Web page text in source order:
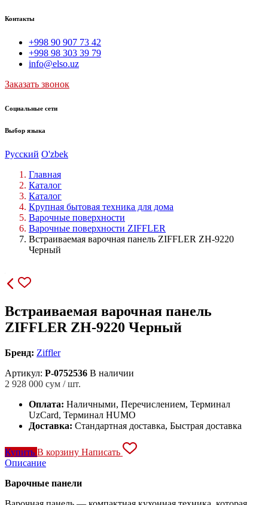
Контакты
+998 90 907 73 42
+998 98 303 39 79
info@elso.uz
Заказать звонок
Социальные сети
Выбор языка
Русский O'zbek
Главная
Каталог
Каталог
Крупная бытовая техника для дома
Варочные поверхности
Варочные поверхности ZIFFLER
Встраиваемая варочная панель ZIFFLER ZH-9220
Черный
Встраиваемая варочная панель
ZIFFLER ZH-9220 Черный
Бренд: Ziffler
Артикул: P-0752536 В наличии
2 928 000 сум / шт.
Оплата: Наличными, Перечислением, Терминал
UzCard, Терминал HUMO
Доставка: Стандартная доставка, Быстрая доставка
Купить В корзину Написать
Описание
Варочные панели